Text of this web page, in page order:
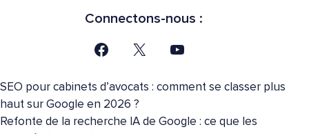
Connectons-nous :
SEO pour cabinets d’avocats : comment se classer plus
haut sur Google en 2026 ?
Refonte de la recherche IA de Google : ce que les